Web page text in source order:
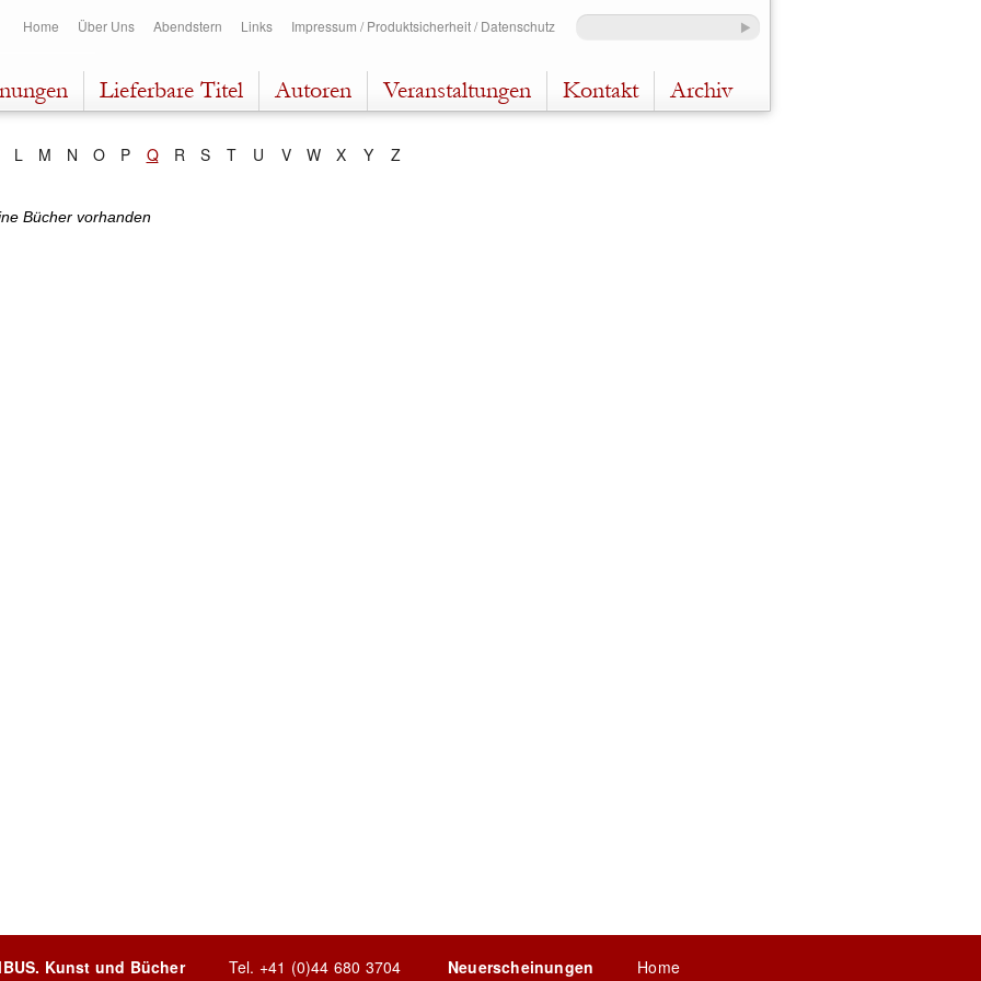
zum
Home Über Uns Abendstern Links Impressum / Produktsicherheit / Datenschutz
Lieferbare Titel Autoren Veranstaltungen Kontakt Archiv
L M N O P Q R S T U V W X Y Z
Bücher vorhanden
Kunst und Bücher
Tel. +41 (0)44 680 3704
Neuerscheinungen
Home